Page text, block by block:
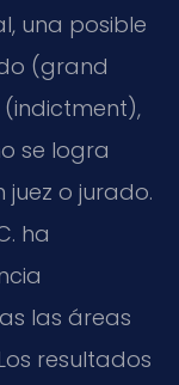
una posible
(grand
indictment),
se logra
juez o jurado.
ha
las áreas
resultados